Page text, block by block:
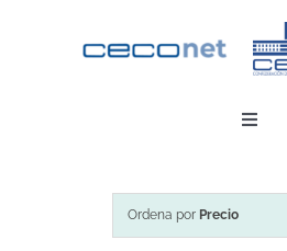
Toggle
Ordena por Precio